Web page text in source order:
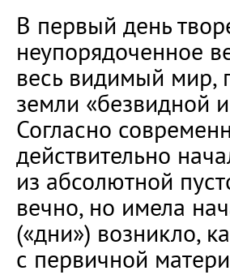
В первый день
неупорядоченное
весь видимый мир,
земли «безвидной
Согласно
действительно
из абсолютной
вечно, но имела
(«дни») возникло,
с первичной